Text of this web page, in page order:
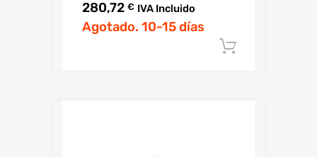
280,72 € IVA Incluido
Agotado. 10-15 días